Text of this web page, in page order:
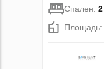
Спален: 2
Площадь: